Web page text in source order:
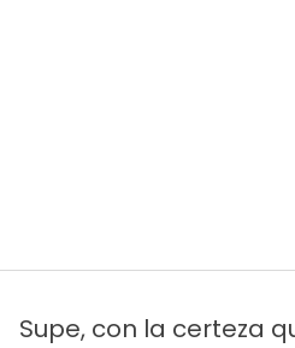
Supe, con la certeza